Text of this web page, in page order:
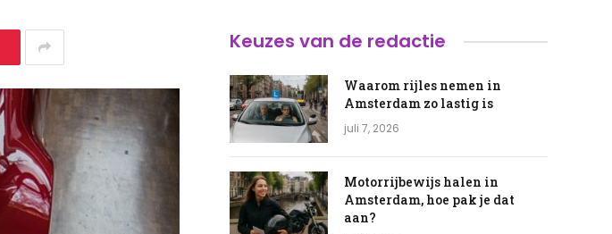
Keuzes van de redactie
Waarom rijles nemen in
Amsterdam zo lastig is
juli 7, 2026
Motorrijbewijs halen in
Amsterdam, hoe pak je dat
aan?